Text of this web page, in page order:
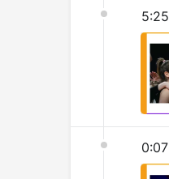
5:25
0:07